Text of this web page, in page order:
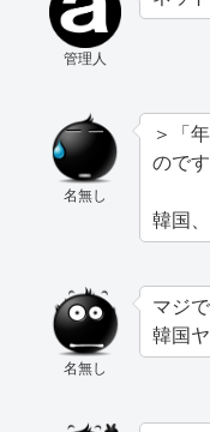
管理人
名無し
＞「
のです
韓国
名無し
マジ
韓国